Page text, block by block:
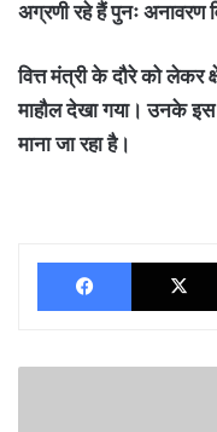
अग्रणी रहे हैं पुनः अनावरण
वित्त मंत्री के दौरे को लेकर
माहौल देखा गया। उनके इस
माना जा रहा है।
Facebook